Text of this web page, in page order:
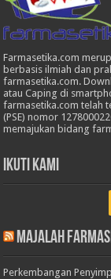
Farmasetika.com
berbasis ilmiah dan
farmasetika.com.
atau Caping di
farmasetika.com telah
(PSE) nomor
memajukan bidang
Ikuti Kami
Majalah
Perkembangan